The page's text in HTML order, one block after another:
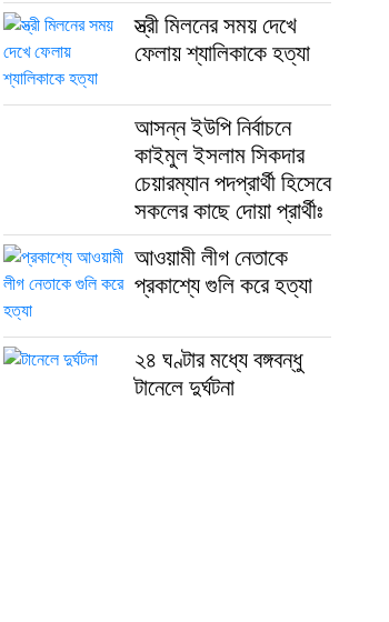
স্ত্রী মিলনের সময় দেখে
ফেলায় শ্যালিকাকে হত্যা
আসন্ন ইউপি নির্বাচনে
কাইমুল ইসলাম সিকদার
চেয়ারম্যান পদপ্রার্থী হিসেবে
সকলের কাছে দোয়া প্রার্থীঃ
আওয়ামী লীগ নেতাকে
প্রকাশ্যে গুলি করে হত্যা
২৪ ঘণ্টার মধ্যে বঙ্গবন্ধু
টানেলে দুর্ঘটনা